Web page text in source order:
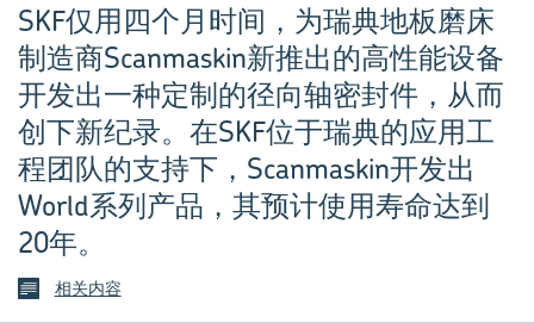
SKF仅用四个月时间，为瑞典地板磨床
制造商Scanmaskin新推出的高性能设备
开发出一种定制的径向轴密封件，从而
创下新纪录。在SKF位于瑞典的应用工
程团队的支持下，Scanmaskin开发出
World系列产品，其预计使用寿命达到
20年。
相关内容